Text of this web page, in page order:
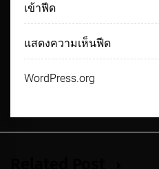
เข้าฟีด
แสดงความเห็นฟีด
WordPress.org